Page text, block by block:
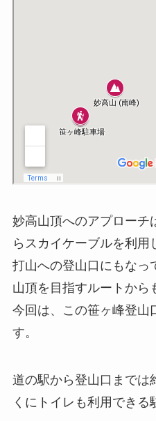
妙高山頂へのアプローチ
らスカイケーブルを利用
打山への登山口にもなっ
山頂を目指すルートから
今回は、この笹ヶ峰登山
す。
道の駅から登山口までは
くにトイレも利用できる